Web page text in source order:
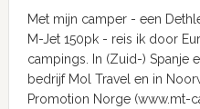
Met mijn camper - een
M-Jet 150pk - reis ik door
campings. In (Zuid-) Spanje
bedrijf Mol Travel en in
Promotion Norge (www.mt-